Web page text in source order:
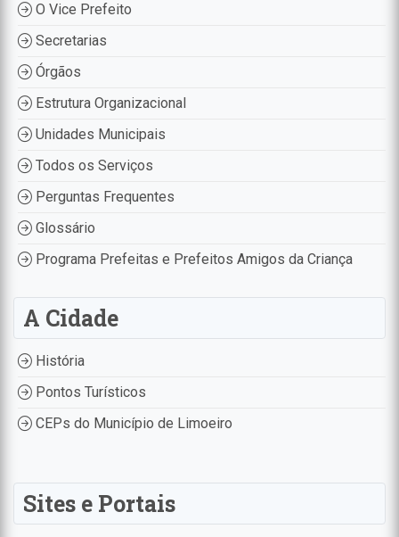
O Vice Prefeito
Secretarias
Órgãos
Estrutura Organizacional
Unidades Municipais
Todos os Serviços
Perguntas Frequentes
Glossário
Programa Prefeitas e Prefeitos Amigos da Criança
A Cidade
História
Pontos Turísticos
CEPs do Município de Limoeiro
Sites e Portais